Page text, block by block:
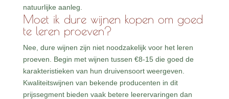
natuurlijke aanleg.
Moet ik dure wijnen kopen om goed
te leren proeven?
Nee, dure wijnen zijn niet noodzakelijk voor het leren
proeven. Begin met wijnen tussen €8-15 die goed de
karakteristieken van hun druivensoort weergeven.
Kwaliteitswijnen van bekende producenten in dit
prijssegment bieden vaak betere leerervaringen dan